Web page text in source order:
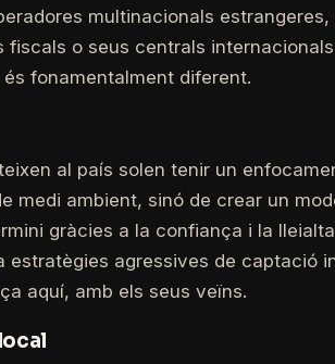
multinacionals
o seus centrals
és fonamentalment diferent.
al país solen tenir un
medi ambient, sinó de crear un
gràcies a la confiança i la
estratègies agressives de captació
aquí, amb els seus veïns.